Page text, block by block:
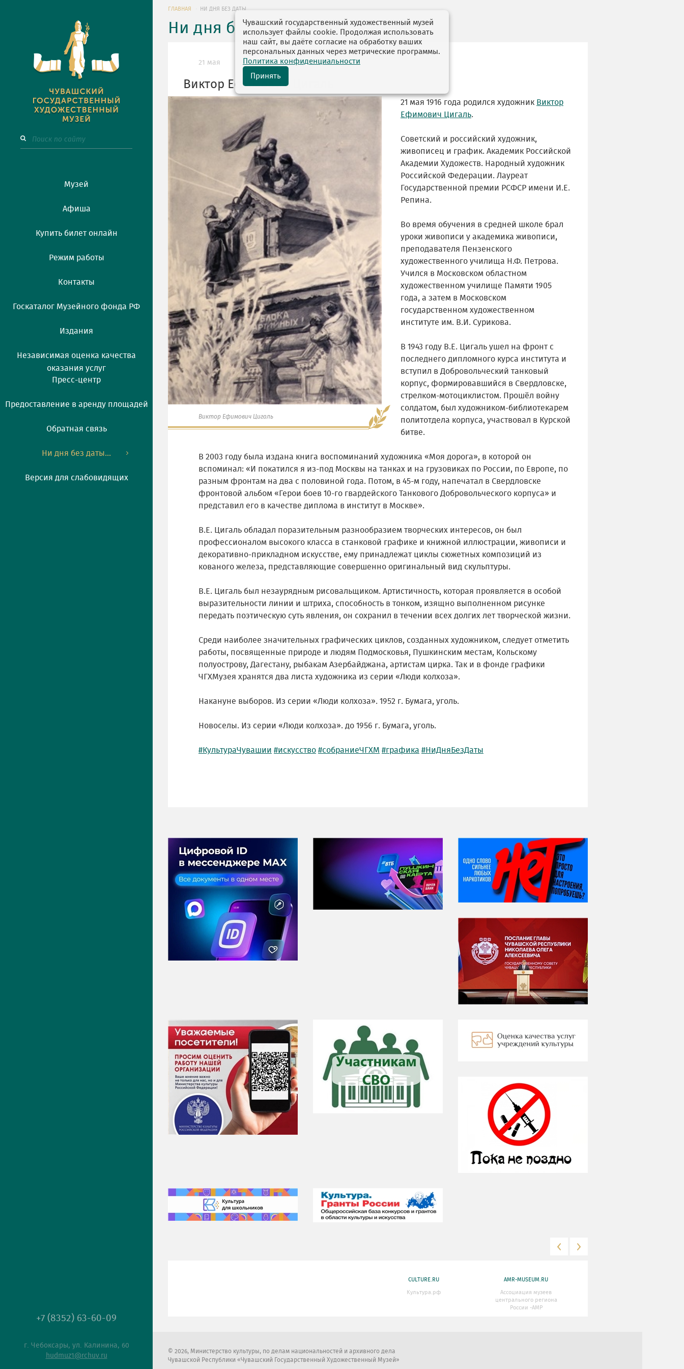
Музей
Афиша
Купить билет онлайн
Режим работы
Контакты
Госкаталог Музейного фонда РФ
Издания
Независимая оценка качества
оказания услуг
Пресс-центр
Предоставление в аренду площадей
Обратная связь
Ни дня без даты...
Версия для слабовидящих
+7 (8352) 63-60-09
г. Чебоксары, ул. Калинина, 60
hudmuz1@rchuv.ru
ГЛАВНАЯ НИ ДНЯ БЕЗ ДАТЫ
Ни дня без даты
21 мая
Виктор Ефимович Цигаль
Виктор Ефимович Цигаль
21 мая 1916 года родился художник Виктор
Ефимович Цигаль.
Советский и российский художник,
живописец и график. Академик Российской
Академии Художеств. Народный художник
Российской Федерации. Лауреат
Государственной премии РСФСР имени И.Е.
Репина.
Во время обучения в средней школе брал
уроки живописи у академика живописи,
преподавателя Пензенского
художественного училища Н.Ф. Петрова.
Учился в Московском областном
художественном училище Памяти 1905
года, а затем в Московском
государственном художественном
институте им. В.И. Сурикова.
В 1943 году В.Е. Цигаль ушел на фронт с
последнего дипломного курса института и
вступил в Добровольческий танковый
корпус, формировавшийся в Свердловске,
стрелком-мотоциклистом. Прошёл войну
солдатом, был художником-библиотекарем
политотдела корпуса, участвовал в Курской
битве.
В 2003 году была издана книга воспоминаний художника «Моя дорога», в которой он
вспоминал: «И покатился я из-под Москвы на танках и на грузовиках по России, по Европе, по
разным фронтам на два с половиной года. Потом, в 45-м году, напечатал в Свердловске
фронтовой альбом «Герои боев 10-го гвардейского Танкового Добровольческого корпуса» и
представил его в качестве диплома в институт в Москве».
В.Е. Цигаль обладал поразительным разнообразием творческих интересов, он был
профессионалом высокого класса в станковой графике и книжной иллюстрации, живописи и
декоративно-прикладном искусстве, ему принадлежат циклы сюжетных композиций из
кованого железа, представляющие совершенно оригинальный вид скульптуры.
В.Е. Цигаль был незаурядным рисовальщиком. Артистичность, которая проявляется в особой
выразительности линии и штриха, способность в тонком, изящно выполненном рисунке
передать поэтическую суть явления, он сохранил в течении всех долгих лет творческой жизни.
Среди наиболее значительных графических циклов, созданных художником, следует отметить
работы, посвященные природе и людям Подмосковья, Пушкинским местам, Кольскому
полуострову, Дагестану, рыбакам Азербайджана, артистам цирка. Так и в фонде графики
ЧГХМузея хранятся два листа художника из серии «Люди колхоза».
Накануне выборов. Из серии «Люди колхоза». 1952 г. Бумага, уголь.
Новоселы. Из серии «Люди колхоза». до 1956 г. Бумага, уголь.
#КультураЧувашии #искусство #собраниеЧГХМ #графика #НиДняБезДаты
НИ ДНЯ БЕЗ ДАТЫ...
07 августа
Я встретил вас – и
всё былое...
CULTURE.RU
Культура.рф
AMR-MUSEUM.RU
Ассоциация музеев
центрального региона
России -АМР
2026, Министерство культуры, по делам национальностей и архивного дела
Чувашской Республики «Чувашский Государственный Художественный Музей»
Чувашский государственный художественный музей
использует файлы cookie. Продолжая использовать
наш сайт, вы даёте согласие на обработку ваших
персональных данных через метрические программы.
Политика конфиденциальности
Принять